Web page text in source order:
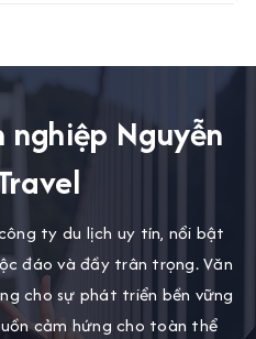
nghiệp Nguyễn
ty du lịch uy tín, nổi bật
đáo và đầy trân trọng. Văn
cho sự phát triển bền vững
cảm hứng cho toàn thể